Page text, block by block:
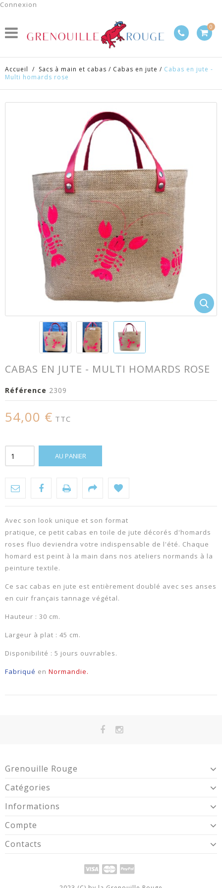
Connexion
0
Accueil / Sacs à main et cabas / Cabas en jute / Cabas en jute -
Multi homards rose
CABAS EN JUTE - MULTI HOMARDS ROSE
Référence 2309
54,00 € TTC
AU PANIER
Avec son look unique et son format
pratique, ce petit cabas en toile de jute décorés d'homards
roses fluo deviendra votre indispensable de l'été. Chaque
homard est peint à la main dans nos ateliers normands à la
peinture textile.
Ce sac cabas en jute est entièrement doublé avec ses anses
en cuir français tannage végétal.
Hauteur : 30 cm.
Largeur à plat : 45 cm.
Disponibilité : 5 jours ouvrables.
Fabriqué en Normandie.
Grenouille Rouge
Catégories
Informations
Compte
Contacts